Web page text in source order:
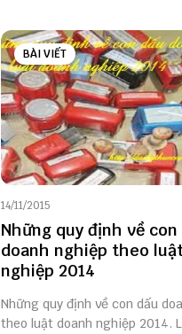
BÀI VIẾT
14/11/2015
Những quy định về con
doanh nghiệp theo
nghiệp 2014
Những quy định về con dấu
theo luật doanh nghiệp 2014.